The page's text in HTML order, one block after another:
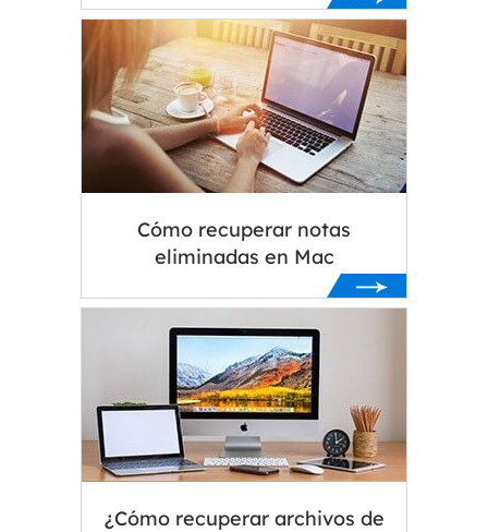
Cómo recuperar notas
eliminadas en Mac
¿Cómo recuperar archivos de